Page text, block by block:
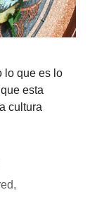
lo que es lo
esta
cultura
,